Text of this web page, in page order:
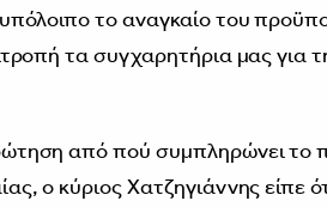
το αναγκαίο του
τα συγχαρητήρια μας για
από πού συμπληρώνει το
ο κύριος Χατζηγιάννης είπε